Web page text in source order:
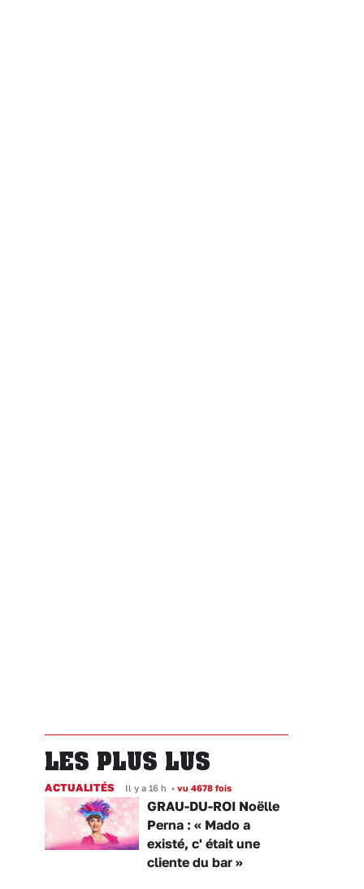
LES PLUS LUS
ACTUALITÉS Il y a 16 h • vu 4678 fois
GRAU-DU-ROI Noëlle
Perna : « Mado a
existé, c' était une
cliente du bar »